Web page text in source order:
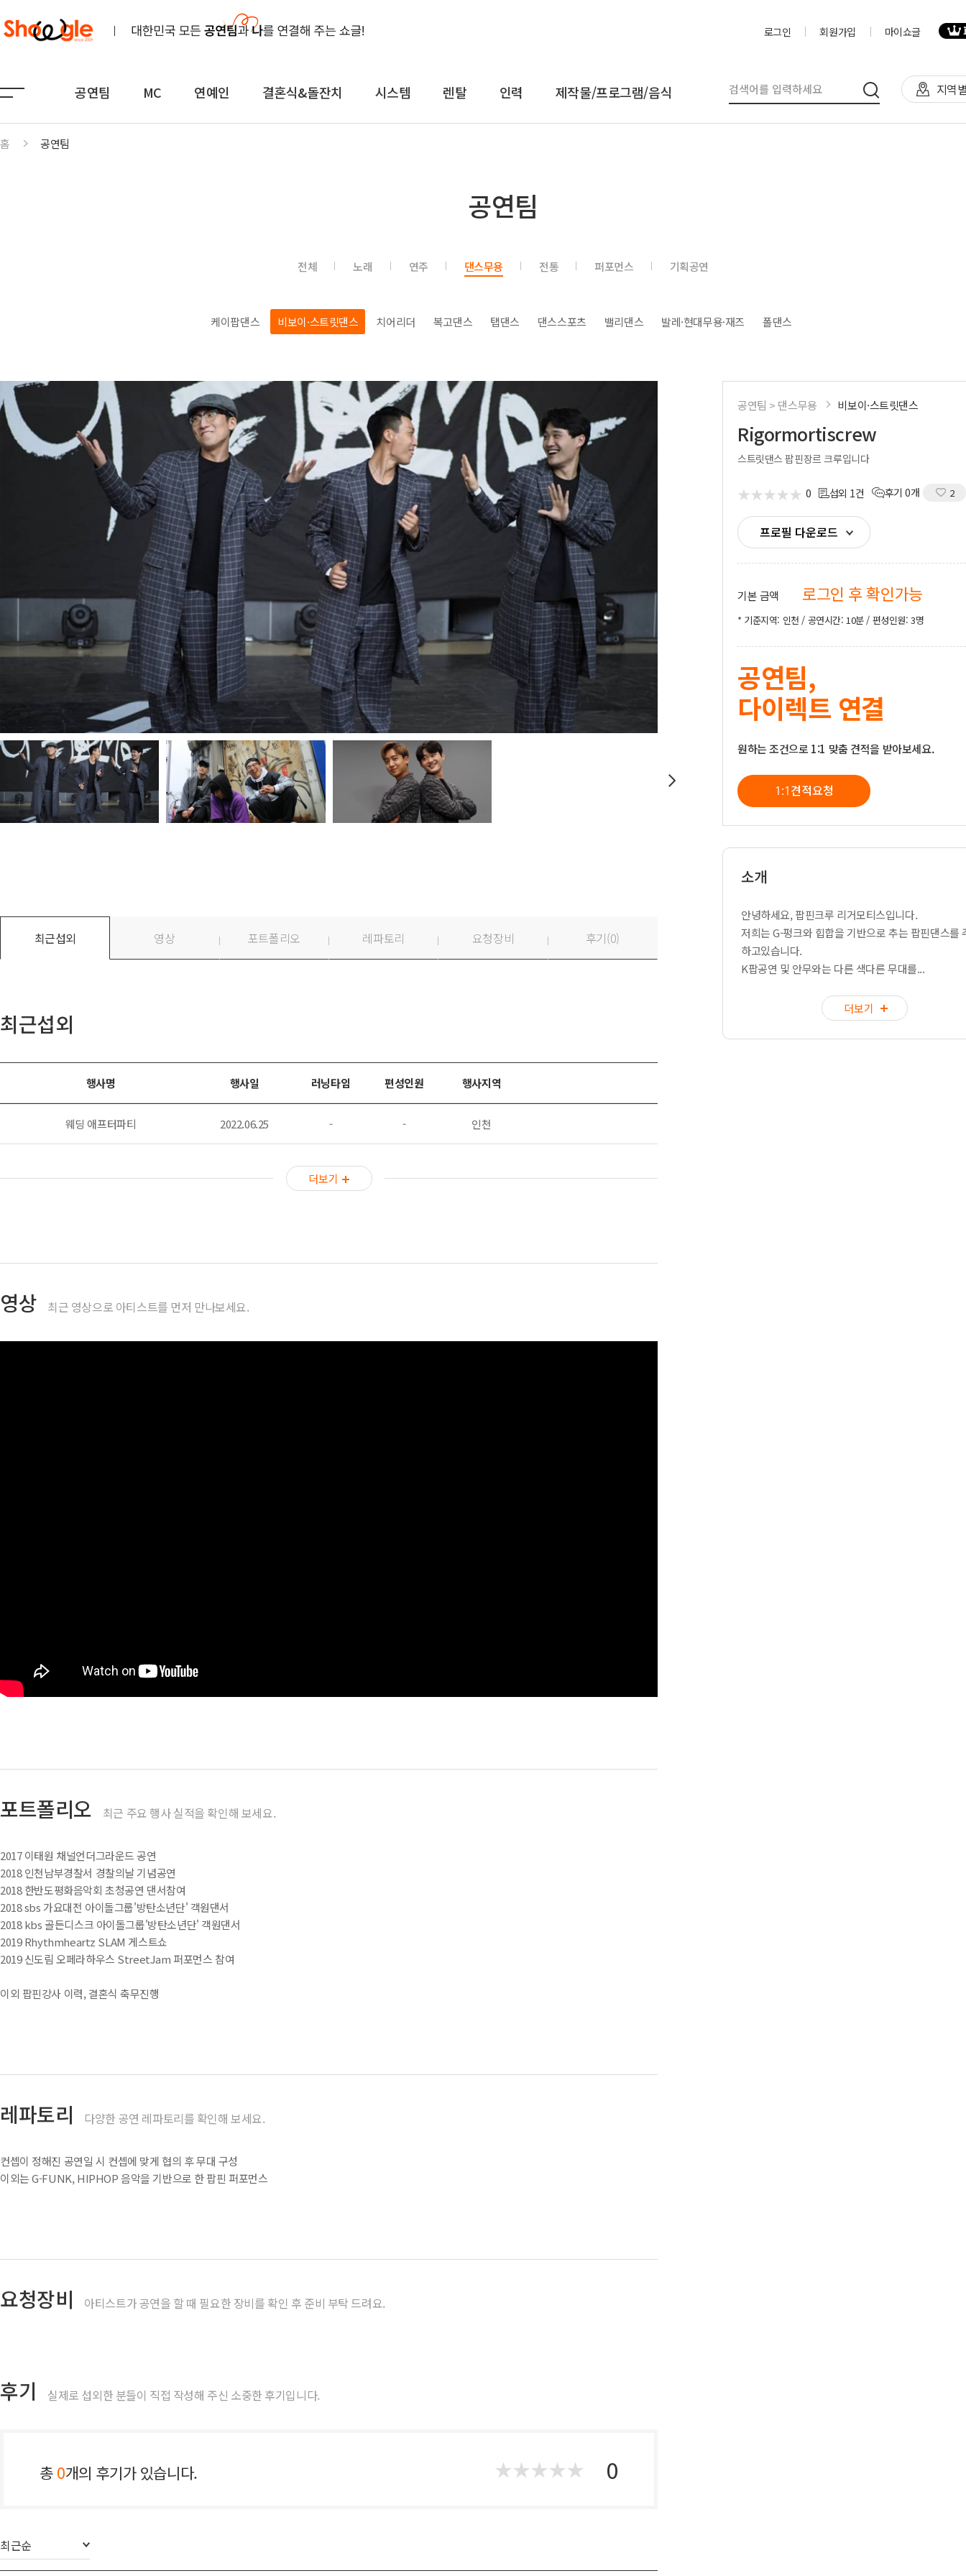
로그인 회원가입 마이쇼글
공연팀 MC 연예인 결혼식&돌잔치 시스템 렌탈 인력 제작물/프로그램/음식 지역
708090·포크
국악·클래식·재즈·뮤지컬
방송인·강사·셀럽
음향
트러스
무대
전식
발전차
전기공사
전시부스
VJ
경호
통역
홈 공연팀
공연팀
전체 노래 연주 댄스무용 전통 퍼포먼스 기획공연
케이팝댄스 비보이·스트릿댄스 치어리더 복고댄스 탭댄스 댄스스포츠 밸리댄스 발레·현대무용·재즈 폴댄스
최근섭외 영상 포트폴리오 레파토리 요청장비 후기(0)
최근섭외
행사명 행사일 러닝타임 편성인원 행사지역
웨딩 애프터파티 2022.06.25 - - 인천
더보기
영상 최근 영상으로 아티스트를 먼저 만나보세요.
포트폴리오 최근 주요 행사 실적을 확인해 보세요.
2017 이태원 채널언더그라운드 공연
2018 인천남부경찰서 경찰의날 기념공연
2018 한반도평화음악회 초청공연 댄서참여
2018 sbs 가요대전 아이돌그룹'방탄소년단' 객원댄서
2018 kbs 골든디스크 아이돌그룹'방탄소년단' 객원댄서
2019 Rhythmheartz SLAM 게스트쇼
2019 신도림 오페라하우스 StreetJam 퍼포먼스 참여
이외 팝핀강사 이력, 결혼식 축무진행
레파토리 다양한 공연 레파토리를 확인해 보세요.
컨셉이 정해진 공연일 시 컨셉에 맞게 협의 후 무대 구성
이외는 G-FUNK, HIPHOP 음악을 기반으로 한 팝핀 퍼포먼스
요청장비 아티스트가 공연을 할 때 필요한 장비를 확인 후 준비 부탁 드려요.
후기 실제로 섭외한 분들이 직접 작성해 주신 소중한 후기입니다.
총 0개의 후기가 있습니다. ★★★★★
★★★★★ 0
최근순
공연팀 > 댄스무용 비보이·스트릿댄스
Rigormortiscrew
스트릿댄스 팝핀장르 크루입니다
★★★★★
★★★★★ 0 섭외 1건 후기 0개 2
프로필 다운로드
기본 금액 로그인 후 확인가능
* 기준지역: 인천 / 공연시간: 10분 / 편성인원: 3명
공연팀,
다이렉트 연결
원하는 조건으로 1:1 맞춤 견적을 받아보세요.
1:1견적요청
소개
안녕하세요, 팝핀크루 리거모티스입니다.
저희는 G-펑크와 힙합을 기반으로 추는 팝핀댄스를
하고있습니다.
K팝공연 및 안무와는 다른 색다른 무대를...
더보기